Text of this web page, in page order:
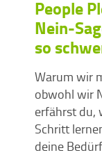
People
Nein-
so
Warum wir
obwohl wir
erfährst du,
Schritt
deine